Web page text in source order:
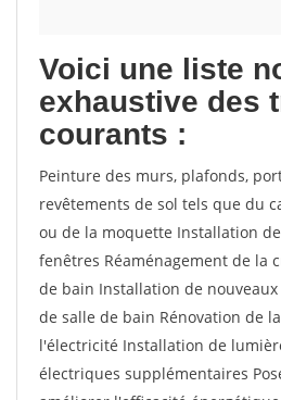
Voici une liste
exhaustive des
courants :
Peinture des murs, plafonds,
revêtements de sol tels que du
ou de la moquette Installation
fenêtres Réaménagement de la
de bain Installation de
de salle de bain Rénovation de
l'électricité Installation de
électriques supplémentaires